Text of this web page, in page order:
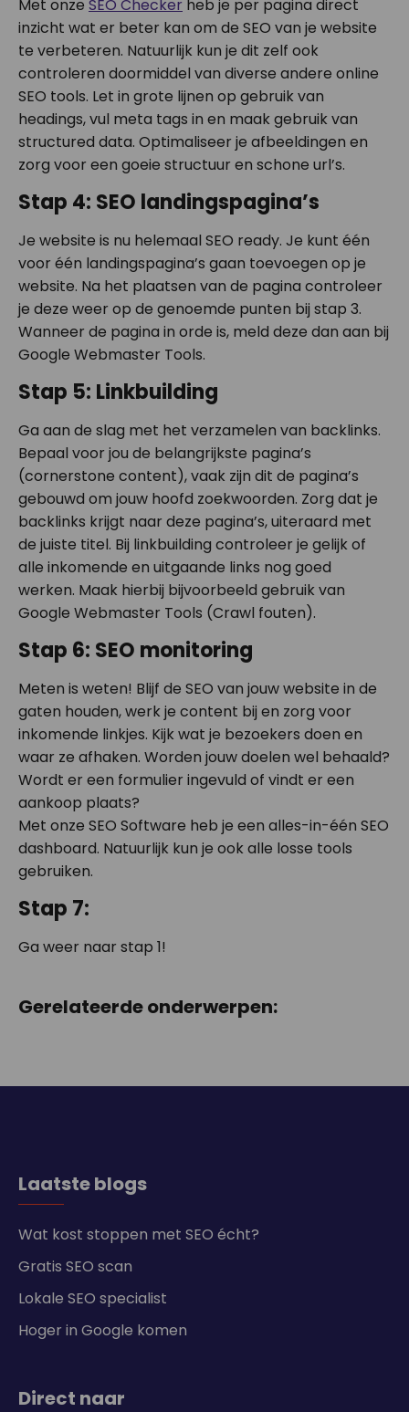
Met onze SEO Checker heb je per pagina direct
inzicht wat er beter kan om de SEO van je website
te verbeteren. Natuurlijk kun je dit zelf ook
controleren doormiddel van diverse andere online
SEO tools. Let in grote lijnen op gebruik van
headings, vul meta tags in en maak gebruik van
structured data. Optimaliseer je afbeeldingen en
zorg voor een goeie structuur en schone url’s.
Stap 4: SEO landingspagina’s
Je website is nu helemaal SEO ready. Je kunt één
voor één landingspagina’s gaan toevoegen op je
website. Na het plaatsen van de pagina controleer
je deze weer op de genoemde punten bij stap 3.
Wanneer de pagina in orde is, meld deze dan aan bij
Google Webmaster Tools.
Stap 5: Linkbuilding
Ga aan de slag met het verzamelen van backlinks.
Bepaal voor jou de belangrijkste pagina’s
(cornerstone content), vaak zijn dit de pagina’s
gebouwd om jouw hoofd zoekwoorden. Zorg dat je
backlinks krijgt naar deze pagina’s, uiteraard met
de juiste titel. Bij linkbuilding controleer je gelijk of
alle inkomende en uitgaande links nog goed
werken. Maak hierbij bijvoorbeeld gebruik van
Google Webmaster Tools (Crawl fouten).
Stap 6: SEO monitoring
Meten is weten! Blijf de SEO van jouw website in de
gaten houden, werk je content bij en zorg voor
inkomende linkjes. Kijk wat je bezoekers doen en
waar ze afhaken. Worden jouw doelen wel behaald?
Wordt er een formulier ingevuld of vindt er een
aankoop plaats?
Met onze SEO Software heb je een alles-in-één SEO
dashboard. Natuurlijk kun je ook alle losse tools
gebruiken.
Stap 7:
Ga weer naar stap 1!
Gerelateerde onderwerpen:
Laatste blogs
Wat kost stoppen met SEO écht?
Gratis SEO scan
Lokale SEO specialist
Hoger in Google komen
Direct naar